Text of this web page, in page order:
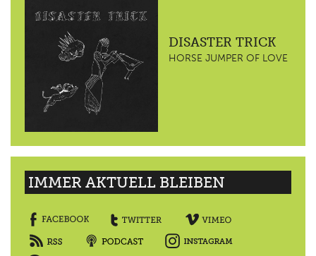
DISASTER TRICK
HORSE JUMPER OF LOVE
IMMER AKTUELL BLEIBEN